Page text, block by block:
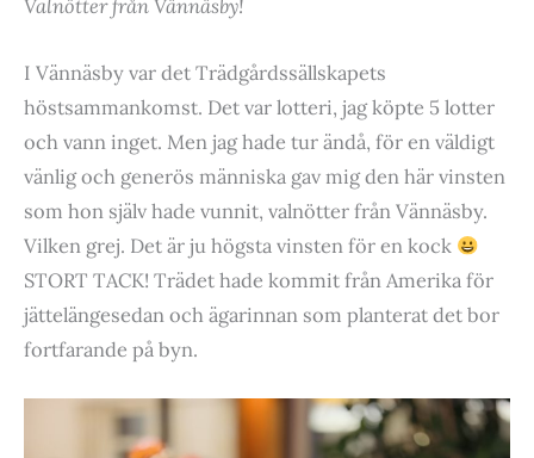
Valnötter från Vännäsby!
I Vännäsby var det Trädgårdssällskapets
höstsammankomst. Det var lotteri, jag köpte 5 lotter
och vann inget. Men jag hade tur ändå, för en väldigt
vänlig och generös människa gav mig den här vinsten
som hon själv hade vunnit, valnötter från Vännäsby.
Vilken grej. Det är ju högsta vinsten för en kock
STORT TACK! Trädet hade kommit från Amerika för
jättelängesedan och ägarinnan som planterat det bor
fortfarande på byn.